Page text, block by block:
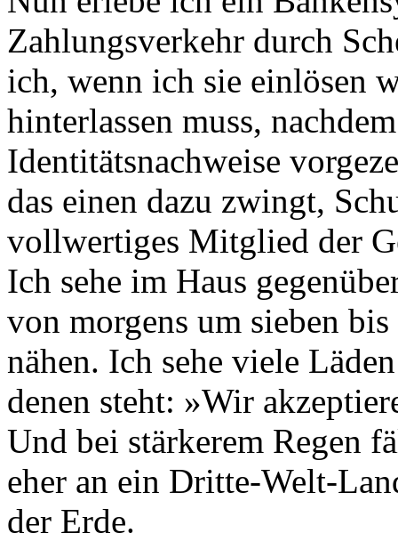
Zahlungsverkehr durch
ich, wenn ich sie einlösen
hinterlassen muss,
Identitätsnachweise
das einen dazu zwingt,
vollwertiges Mitglied der
Ich sehe im Haus
von morgens um sieben
nähen. Ich sehe viele
denen steht: »Wir
Und bei stärkerem Regen
eher an ein Dritte-Welt-
der Erde.